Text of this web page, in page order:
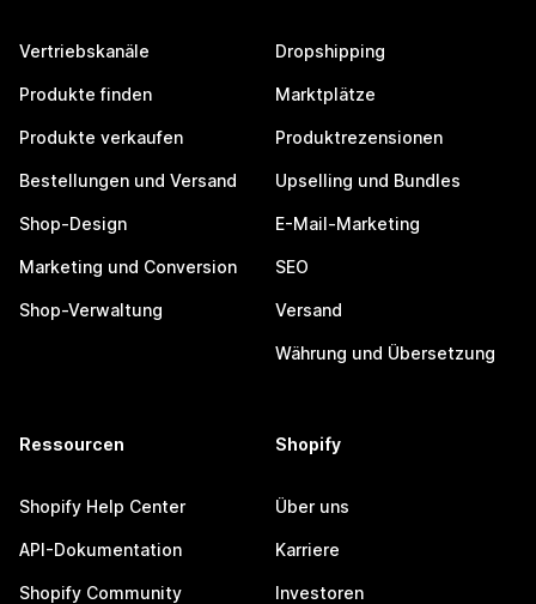
Vertriebskanäle
Produkte finden
Produkte verkaufen
Bestellungen und Versand
Shop-Design
Marketing und Conversion
Shop-Verwaltung
Dropshipping
Marktplätze
Produktrezensionen
Upselling und Bundles
E-Mail-Marketing
SEO
Versand
Währung und Übersetzung
Ressourcen
Shopify Help Center
API-Dokumentation
Shopify Community
Shopify
Über uns
Karriere
Investoren